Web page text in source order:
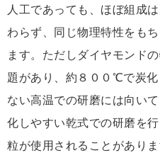
人工であっても、ほぼ組成
わらず、同じ物理特性をも
ます。ただしダイヤモンド
題があり、約８００℃で炭
ない高温での研磨には向い
化しやすい乾式での研磨を
粒が使用されることがありま